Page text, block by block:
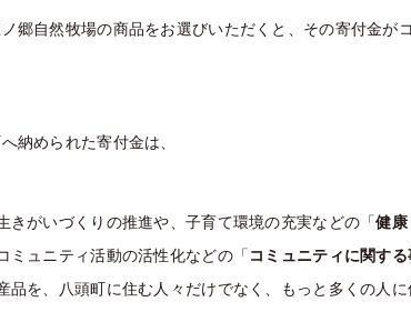
郷自然牧場の商品をお選びいただくと、その寄付金が
納められた寄付金は、
きがいづくりの推進や、子育て環境の充実などの「健康
ミュニティ活動の活性化などの「 コミュニティに関する
品を、八頭町に住む人々だけでなく、もっと多くの人